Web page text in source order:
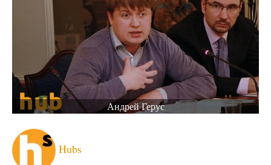
Андрей Герус
Hubs